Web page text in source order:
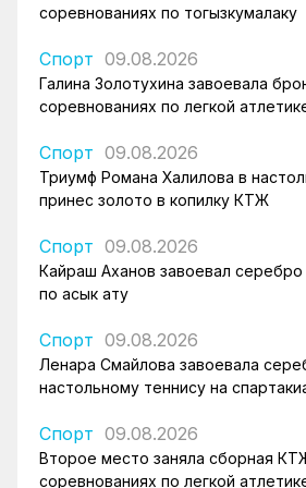
соревнованиях по тогызкумалаку
Спорт 09.08.2026
Галина Золотухина завоевала
соревнованиях по легкой
Спорт 09.08.2026
Триумф Романа Халилова в
принес золото в копилку КТЖ
Спорт 09.08.2026
Кайраш Аханов завоевал серебро
по асык ату
Спорт 09.08.2026
Ленара Смайлова завоевала
настольному теннису на
Спорт 09.08.2026
Второе место заняла сборная
соревнованиях по легкой